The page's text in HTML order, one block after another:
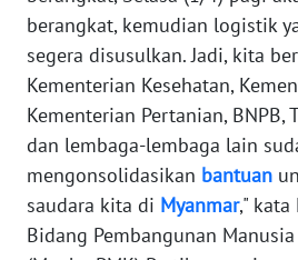
berangkat, kemudian logistik
segera disusulkan. Jadi, kita
Kementerian Kesehatan,
Kementerian Pertanian, BNPB,
dan lembaga-lembaga lain
mengonsolidasikan bantuan
saudara kita di Myanmar,"
Bidang Pembangunan
KONTAK
KAMI
INFO
TENTANG
KAMI